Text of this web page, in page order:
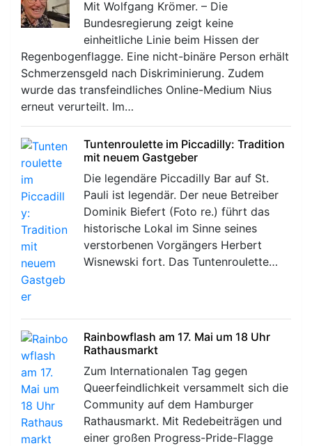
Mit Wolfgang Krömer. – Die
Bundesregierung zeigt keine
einheitliche Linie beim Hissen der
Regenbogenflagge. Eine nicht-binäre Person erhält
Schmerzensgeld nach Diskriminierung. Zudem
wurde das transfeindliches Online-Medium Nius
erneut verurteilt. Im…
Tuntenroulette im Piccadilly: Tradition
mit neuem Gastgeber
Die legendäre Piccadilly Bar auf St.
Pauli ist legendär. Der neue Betreiber
Dominik Biefert (Foto re.) führt das
historische Lokal im Sinne seines
verstorbenen Vorgängers Herbert
Wisnewski fort. Das Tuntenroulette…
Rainbowflash am 17. Mai um 18 Uhr
Rathausmarkt
Zum Internationalen Tag gegen
Queerfeindlichkeit versammelt sich die
Community auf dem Hamburger
Rathausmarkt. Mit Redebeiträgen und
einer großen Progress-Pride-Flagge